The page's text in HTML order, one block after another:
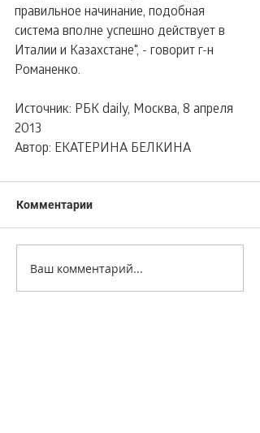
правильное начинание, подобная
система вполне успешно действует в
Италии и Казахстане", - говорит г-н
Романенко.
Источник: РБК daily, Москва, 8 апреля
2013
Автор: ЕКАТЕРИНА БЕЛКИНА
Комментарии
Ваш комментарий...